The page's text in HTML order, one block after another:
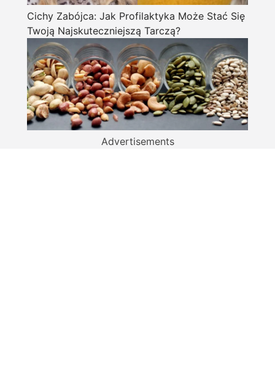
Cichy Zabójca: Jak Profilaktyka Może Stać Się
Twoją Najskuteczniejszą Tarczą?
Advertisements